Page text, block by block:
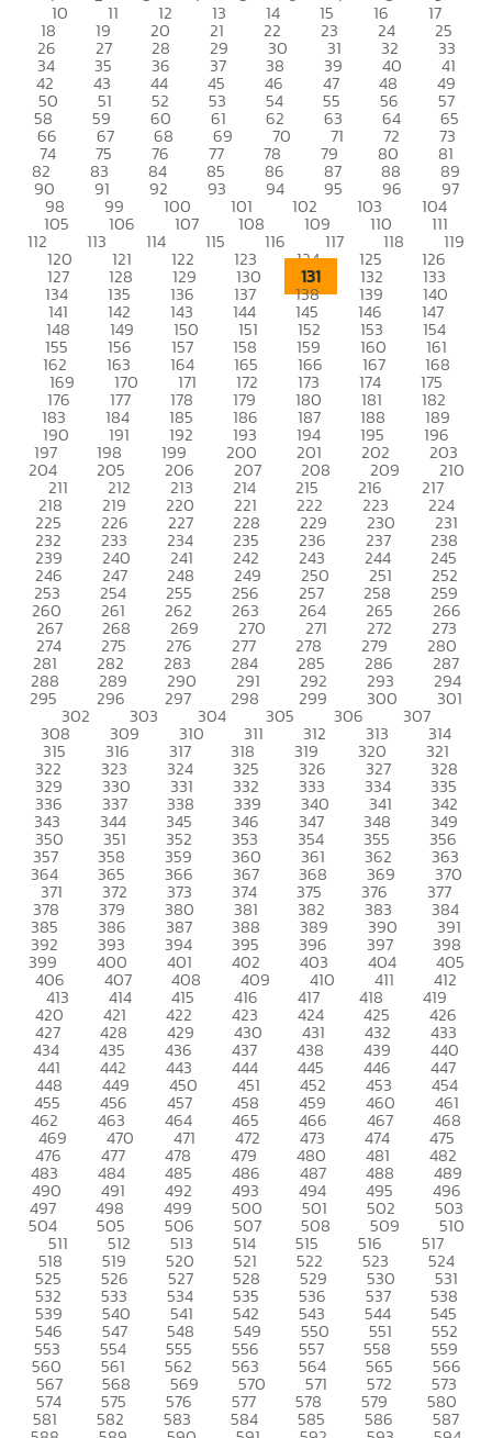
10 11 12 13 14 15 16 17
18 19 20 21 22 23 24 25
26 27 28 29 30 31 32 33
34 35 36 37 38 39 40 41
42 43 44 45 46 47 48 49
50 51 52 53 54 55 56 57
58 59 60 61 62 63 64 65
66 67 68 69 70 71 72 73
74 75 76 77 78 79 80 81
82 83 84 85 86 87 88 89
90 91 92 93 94 95 96 97
98 99 100 101 102 103 104
105 106 107 108 109 110 111
112 113 114 115 116 117 118 119
120 121 122 123 124 125 126
127 128 129 130 131 132 133
134 135 136 137 138 139 140
141 142 143 144 145 146 147
148 149 150 151 152 153 154
155 156 157 158 159 160 161
162 163 164 165 166 167 168
169 170 171 172 173 174 175
176 177 178 179 180 181 182
183 184 185 186 187 188 189
190 191 192 193 194 195 196
197 198 199 200 201 202 203
204 205 206 207 208 209 210
211 212 213 214 215 216 217
218 219 220 221 222 223 224
225 226 227 228 229 230 231
232 233 234 235 236 237 238
239 240 241 242 243 244 245
246 247 248 249 250 251 252
253 254 255 256 257 258 259
260 261 262 263 264 265 266
267 268 269 270 271 272 273
274 275 276 277 278 279 280
281 282 283 284 285 286 287
288 289 290 291 292 293 294
295 296 297 298 299 300 301
302 303 304 305 306 307
308 309 310 311 312 313 314
315 316 317 318 319 320 321
322 323 324 325 326 327 328
329 330 331 332 333 334 335
336 337 338 339 340 341 342
343 344 345 346 347 348 349
350 351 352 353 354 355 356
357 358 359 360 361 362 363
364 365 366 367 368 369 370
371 372 373 374 375 376 377
378 379 380 381 382 383 384
385 386 387 388 389 390 391
392 393 394 395 396 397 398
399 400 401 402 403 404 405
406 407 408 409 410 411 412
413 414 415 416 417 418 419
420 421 422 423 424 425 426
427 428 429 430 431 432 433
434 435 436 437 438 439 440
441 442 443 444 445 446 447
448 449 450 451 452 453 454
455 456 457 458 459 460 461
462 463 464 465 466 467 468
469 470 471 472 473 474 475
476 477 478 479 480 481 482
483 484 485 486 487 488 489
490 491 492 493 494 495 496
497 498 499 500 501 502 503
504 505 506 507 508 509 510
511 512 513 514 515 516 517
518 519 520 521 522 523 524
525 526 527 528 529 530 531
532 533 534 535 536 537 538
539 540 541 542 543 544 545
546 547 548 549 550 551 552
553 554 555 556 557 558 559
560 561 562 563 564 565 566
567 568 569 570 571 572 573
574 575 576 577 578 579 580
581 582 583 584 585 586 587